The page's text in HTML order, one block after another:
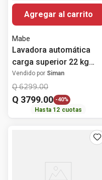
Agregar al carrito
Mabe
Lavadora automática
carga superior 22 kg
LMA72215CBAB0 Mabe
Vendido por Siman
Q 6299.00
Q 3799.00 -40%
Hasta 12 cuotas